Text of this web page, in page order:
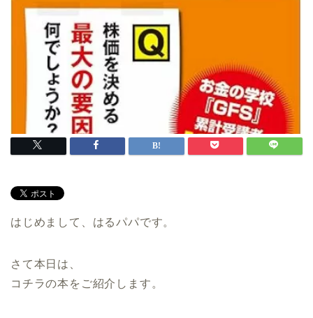
はじめまして、はるパパです。
さて本日は、
コチラの本をご紹介します。